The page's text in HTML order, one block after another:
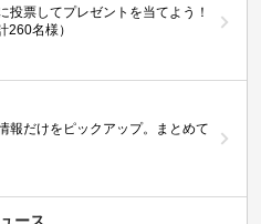
投票してプレゼントを当てよう！
260名様）
報だけをピックアップ。まとめて